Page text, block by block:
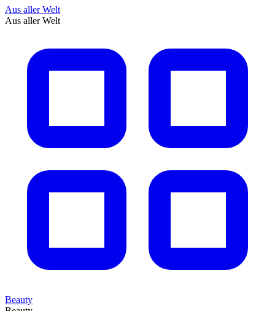
Aus aller Welt
Aus aller Welt
Beauty